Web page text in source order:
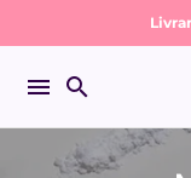
la
conținut
menu search